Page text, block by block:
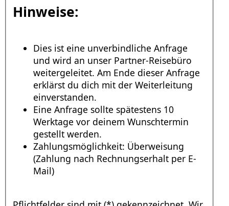
Hinweise:
Dies ist eine unverbindliche Anfrage
und wird an unser Partner-Reisebüro
weitergeleitet. Am Ende dieser Anfrage
erklärst du dich mit der Weiterleitung
einverstanden.
Eine Anfrage sollte spätestens 10
Werktage vor deinem Wunschtermin
gestellt werden.
Zahlungsmöglichkeit: Überweisung
(Zahlung nach Rechnungserhalt per E-
Mail)